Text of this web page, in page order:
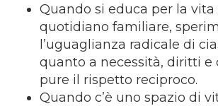
Quando si educa per la vita
quotidiano familiare,
l’uguaglianza radicale di
quanto a necessità, diritti e
pure il rispetto reciproco.
Quando c’è uno spazio di